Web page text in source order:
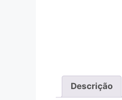
Descrição